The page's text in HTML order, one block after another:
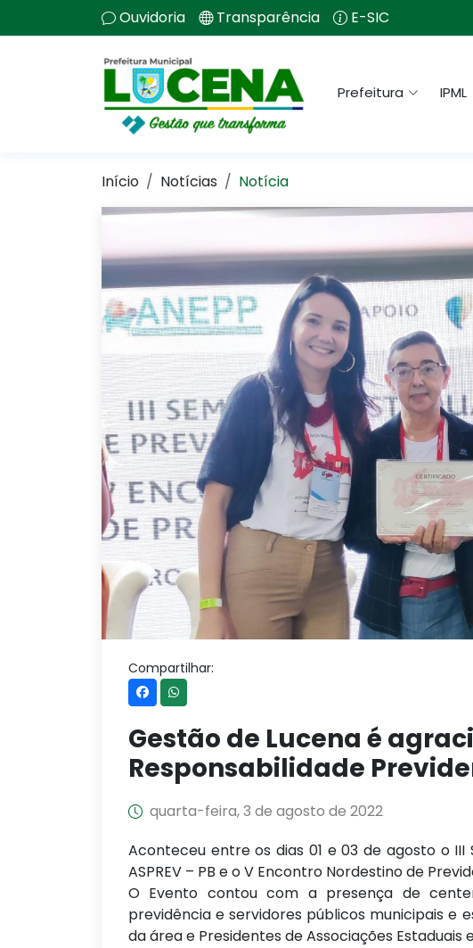
Ouvidoria Transparência E-SIC
Prefeitura IPML
Início Notícias Notícia
Compartilhar:
Gestão de Lucena é
Responsabilidade
quarta-feira, 3 de agosto de 2022
Aconteceu entre os dias 01 e 03 de agosto o III
ASPREV – PB e o V Encontro Nordestino de
O Evento contou com a presença de
previdência e servidores públicos municipais e
da área e Presidentes de Associações Estaduais